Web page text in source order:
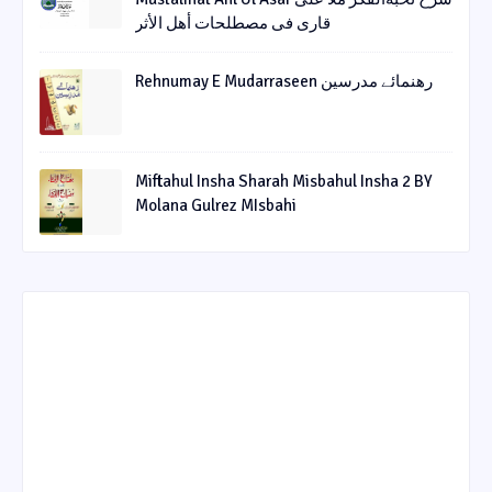
قاری فی مصطلحات أھل الأثر
Rehnumay E Mudarraseen رهنمائے مدرسین
Miftahul Insha Sharah Misbahul Insha 2 BY
Molana Gulrez MIsbahi